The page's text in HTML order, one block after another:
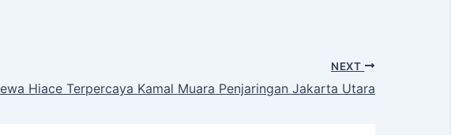
NEXT
Hiace Terpercaya Kamal Muara Penjaringan Jakarta Utara